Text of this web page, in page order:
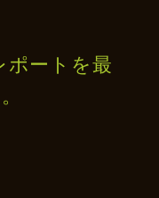
ポートを最